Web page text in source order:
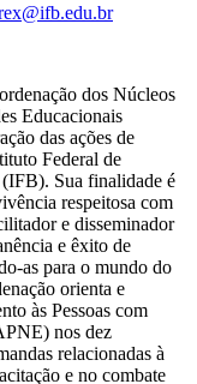
dos Núcleos
Educacionais
das ações de
Federal de
Sua finalidade é
respeitosa com
e disseminador
e êxito de
as para o mundo do
orienta e
às Pessoas com
nos dez
relacionadas à
e no combate